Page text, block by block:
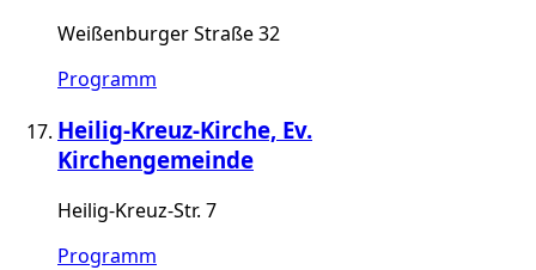
Weißenburger Straße 32
Programm
Heilig-Kreuz-Kirche, Ev.
Kirchengemeinde
Heilig-Kreuz-Str. 7
Programm